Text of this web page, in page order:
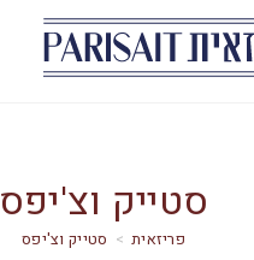
סטייק וצ'יפס
> סטייק וצ'יפס